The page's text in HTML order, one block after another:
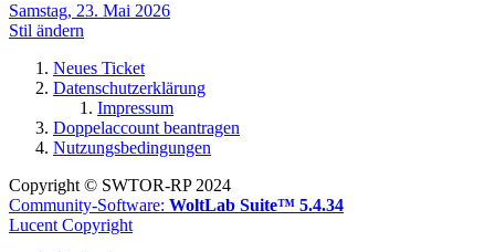
Samstag, 23. Mai 2026
Stil ändern
Neues Ticket
Datenschutzerklärung
Impressum
Doppelaccount beantragen
Nutzungsbedingungen
Copyright © SWTOR-RP 2024
Community-Software: WoltLab Suite™ 5.4.34
Lucent Copyright